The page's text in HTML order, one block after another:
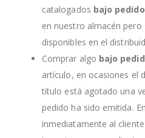
catalogados bajo pedido
en nuestro almacén
disponibles en el
Comprar algo bajo
artículo, en ocasiones el
título está agotado una
pedido ha sido emitida.
inmediatamente al